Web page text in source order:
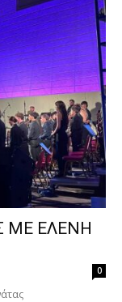
ΜΕ ΕΛΕΝΗ
0